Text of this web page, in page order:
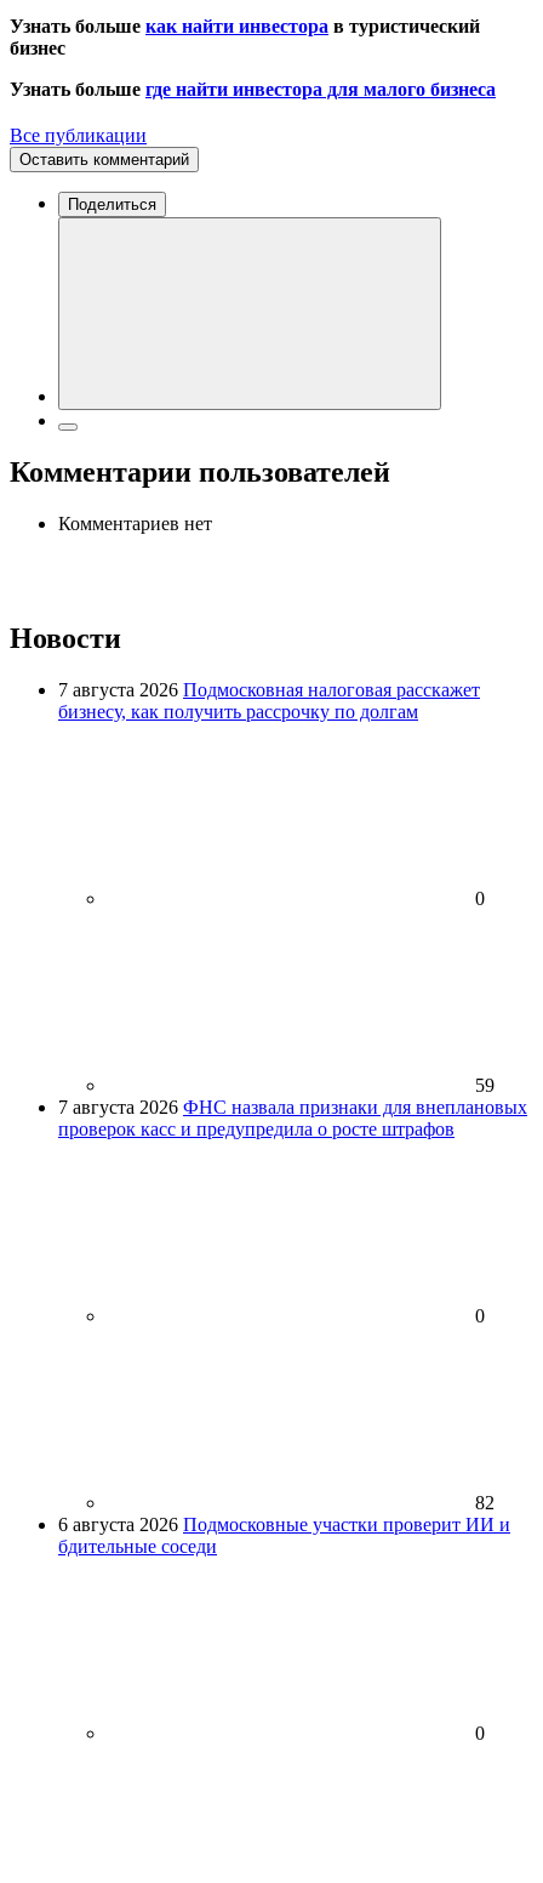
Узнать больше как найти инвестора в туристический
бизнес
Узнать больше где найти инвестора для малого бизнеса
Все публикации
Оставить комментарий
Поделиться
Комментарии пользователей
Комментариев нет
Новости
7 августа 2026 Подмосковная налоговая расскажет
бизнесу, как получить рассрочку по долгам
0
59
7 августа 2026 ФНС назвала признаки для внеплановых
проверок касс и предупредила о росте штрафов
0
82
6 августа 2026 Подмосковные участки проверит ИИ и
бдительные соседи
0